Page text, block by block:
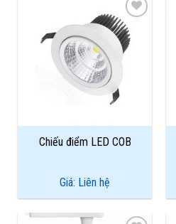
Add to
Chiếu điểm LED COB
Giá: Liên hệ